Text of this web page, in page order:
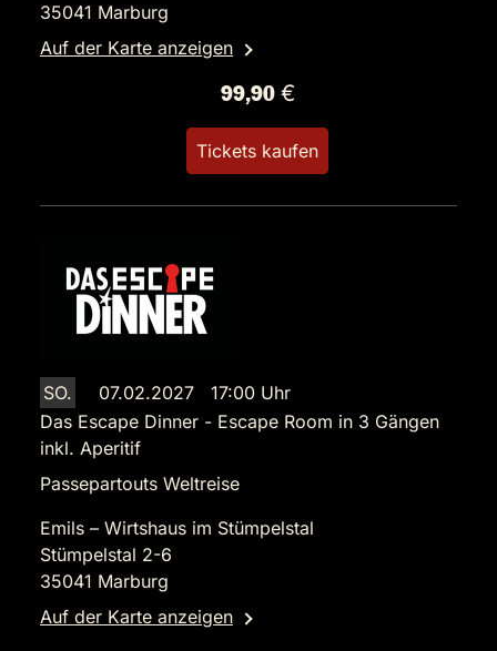
35041 Marburg
Auf der Karte anzeigen
99,90 €
Tickets kaufen
SO.
07.02.2027 17:00 Uhr
Das Escape Dinner - Escape Room in 3 Gängen
inkl. Aperitif
Passepartouts Weltreise
Emils – Wirtshaus im Stümpelstal
Stümpelstal 2-6
35041 Marburg
Auf der Karte anzeigen